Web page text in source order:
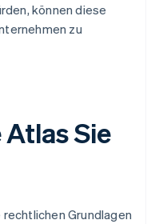
können diese
zu
Sie
Grundlagen